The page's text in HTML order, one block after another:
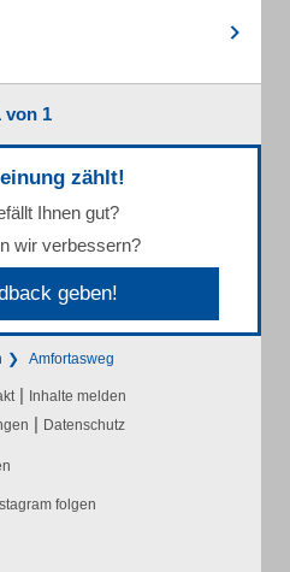
von 1
zählt!
Ihnen gut?
wir verbessern?
geben!
Amfortasweg
| Inhalte melden
| Datenschutz
folgen